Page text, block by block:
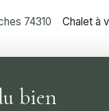
74310 Chalet à
bien